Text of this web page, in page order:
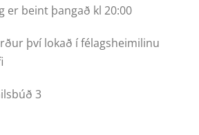
er beint þangað kl 20:00
því lokað í félagsheimilinu
3